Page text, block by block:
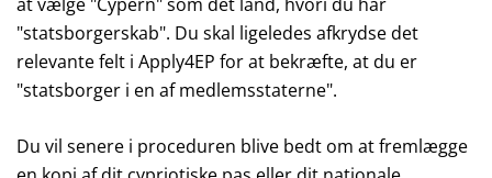
"statsborgerskab". Du skal ligeledes afkrydse det
relevante felt i Apply4EP for at bekræfte, at du er
"statsborger i en af medlemsstaterne".
Du vil senere i proceduren blive bedt om at fremlægge